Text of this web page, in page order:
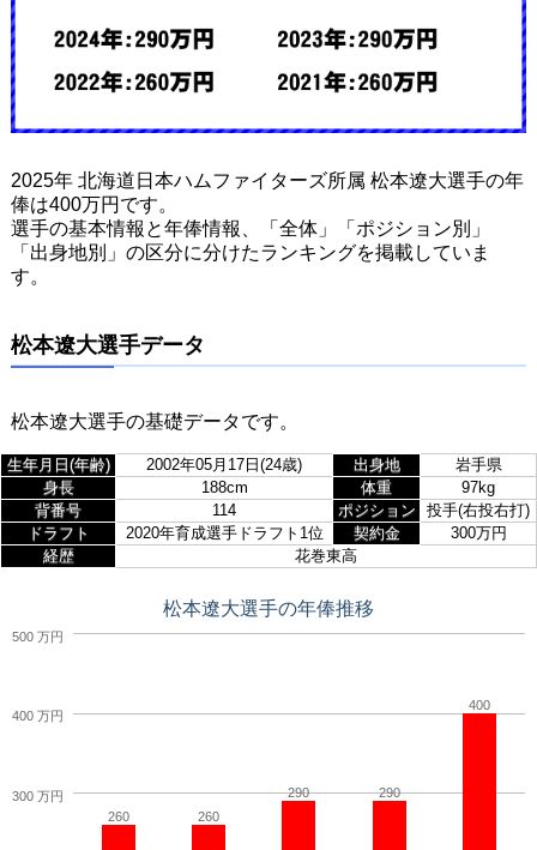
2025年 北海道日本ハムファイターズ所属 松本遼大選手の年
俸は400万円です。
選手の基本情報と年俸情報、「全体」「ポジション別」
「出身地別」の区分に分けたランキングを掲載していま
す。
松本遼大選手データ
松本遼大選手の基礎データです。
生年月日(年齢) 2002年05月17日(24歳) 出身地
岩手県
身長
188cm 体重
97kg
背番号
114 ポジション
投手(右投右打)
ドラフト
2020年育成選手ドラフト1位 契約金
300万円
経歴
花巻東高
松本遼大選手の年俸推移
260 260
290 290
400
300 万円
400 万円
500 万円